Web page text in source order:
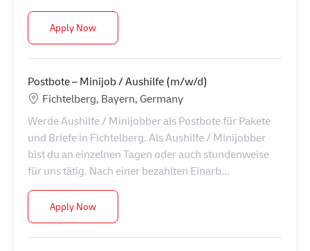
Apply NowPostbote – Minijob / Aushilfe (m/w/d)
Postbote – Minijob / Aushilfe (m/w/d)
Location
Fichtelberg, Bayern, Germany
Werde Aushilfe / Minijobber als Postbote für Pakete
und Briefe in Fichtelberg. Als Aushilfe / Minijobber
bist du an einzelnen Tagen oder auch stundenweise
für uns tätig. Nach einer bezahlten Einarb...
Apply NowPostbote – Minijob / Aushilfe (m/w/d)